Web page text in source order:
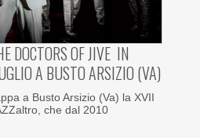
DOCTORS OF JIVE IN
A BUSTO ARSIZIO (VA)
a Busto Arsizio (Va) la XVII
che dal 2010